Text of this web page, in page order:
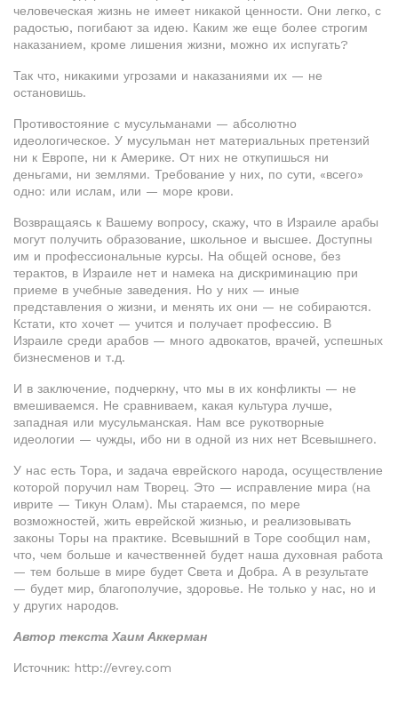
человеческая жизнь не имеет никакой ценности. Они легко, с
радостью, погибают за идею. Каким же еще более строгим
наказанием, кроме лишения жизни, можно их испугать?
Так что, никакими угрозами и наказаниями их — не
остановишь.
Противостояние с мусульманами — абсолютно
идеологическое. У мусульман нет материальных претензий
ни к Европе, ни к Америке. От них не откупишься ни
деньгами, ни землями. Требование у них, по сути, «всего»
одно: или ислам, или — море крови.
Возвращаясь к Вашему вопросу, скажу, что в Израиле арабы
могут получить образование, школьное и высшее. Доступны
им и профессиональные курсы. На общей основе, без
терактов, в Израиле нет и намека на дискриминацию при
приеме в учебные заведения. Но у них — иные
представления о жизни, и менять их они — не собираются.
Кстати, кто хочет — учится и получает профессию. В
Израиле среди арабов — много адвокатов, врачей, успешных
бизнесменов и т.д.
И в заключение, подчеркну, что мы в их конфликты — не
вмешиваемся. Не сравниваем, какая культура лучше,
западная или мусульманская. Нам все рукотворные
идеологии — чужды, ибо ни в одной из них нет Всевышнего.
У нас есть Тора, и задача еврейского народа, осуществление
которой поручил нам Творец. Это — исправление мира (на
иврите — Тикун Олам). Мы стараемся, по мере
возможностей, жить еврейской жизнью, и реализовывать
законы Торы на практике. Всевышний в Торе сообщил нам,
что, чем больше и качественней будет наша духовная работа
— тем больше в мире будет Света и Добра. А в результате
— будет мир, благополучие, здоровье. Не только у нас, но и
у других народов.
Автор текста Хаим Аккерман
Источник: http://evrey.com